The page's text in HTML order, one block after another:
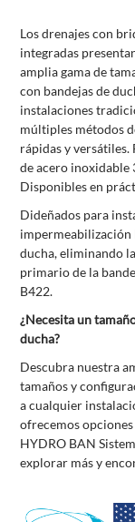
Los drenajes con
integradas
amplia gama de
con bandejas de
instalaciones
múltiples métodos
rápidas y versátiles.
de acero inoxidable
Disponibles en
Dideñados para
impermeabilización
ducha,eliminando
primario de la
B422.
¿Necesita un
ducha?
Descubra nuestra
tamaños y
a cualquier
ofrecemos
HYDRO BAN
explorar más y